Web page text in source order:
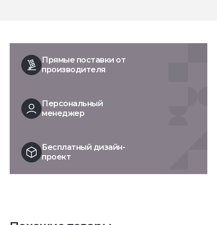
Прямые поставки от
производителя
Персональный
менеджер
Бесплатный дизайн-
проект